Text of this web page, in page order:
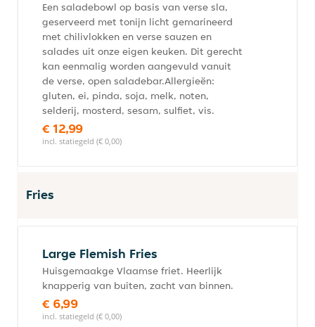
Een saladebowl op basis van verse sla,
geserveerd met tonijn licht gemarineerd
met chilivlokken en verse sauzen en
salades uit onze eigen keuken. Dit gerecht
kan eenmalig worden aangevuld vanuit
de verse, open saladebar.Allergieën:
gluten, ei, pinda, soja, melk, noten,
selderij, mosterd, sesam, sulfiet, vis.
€ 12,99
incl. statiegeld (€ 0,00)
Fries
Large Flemish Fries
Huisgemaakge Vlaamse friet. Heerlijk
knapperig van buiten, zacht van binnen.
€ 6,99
incl. statiegeld (€ 0,00)